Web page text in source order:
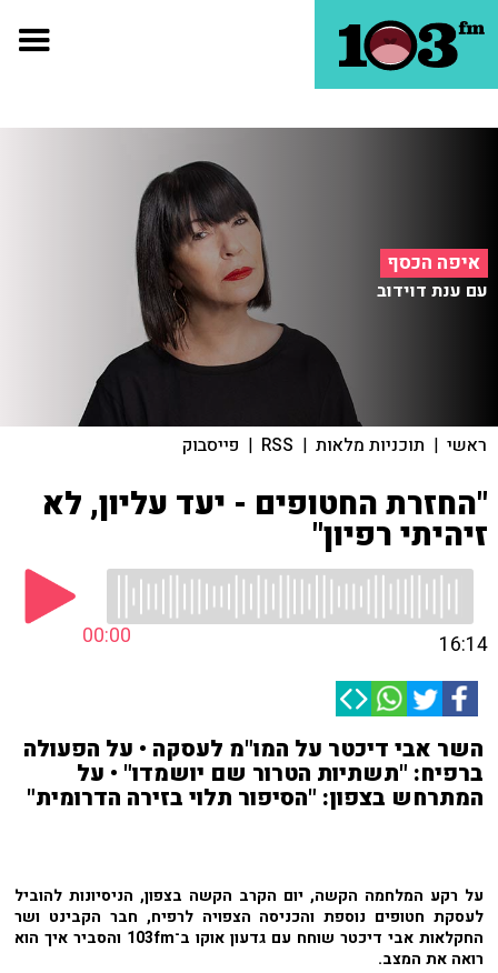
איפה הכסף
עם ענת דוידוב
ראשי | תוכניות מלאות |
RSS
| פייסבוק
"החזרת החטופים - יעד עליון, לא
זיהיתי רפיון"
00:00 16:14
השר אבי דיכטר על המו"מ לעסקה • על הפעולה
ברפיח: "תשתיות הטרור שם יושמדו" • על
המתרחש בצפון: "הסיפור תלוי בזירה הדרומית"
על רקע המלחמה הקשה, יום הקרב הקשה בצפון, הניסיונות להוביל
לעסקת חטופים נוספת והכניסה הצפויה לרפיח, חבר הקבינט ושר
החקלאות אבי דיכטר שוחח עם גדעון אוקו ב־103fm והסביר איך הוא
רואה את המצב.